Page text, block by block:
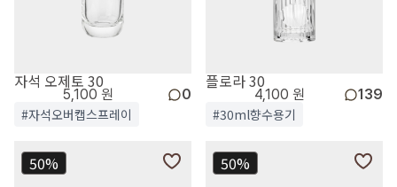
자석 오제토 30
5,100 원 0
#자석오버캡스프레이
플로라 30
4,100 원 139
#30ml향수용기
50% 50%